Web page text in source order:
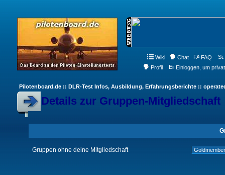
Wiki Chat FAQ
Profil
Einloggen, um
Pilotenboard.de :: DLR-Test Infos, Ausbildung, Erfahrungsberichte ::
Details zur Gruppen-Mitgliedschaft
Gruppen ohne deine Mitgliedschaft